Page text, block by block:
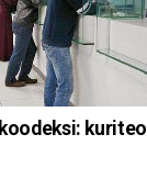
kuriteo